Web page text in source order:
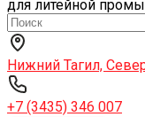
для литейной
Нижний Тагил,
+7 (3435) 346 007